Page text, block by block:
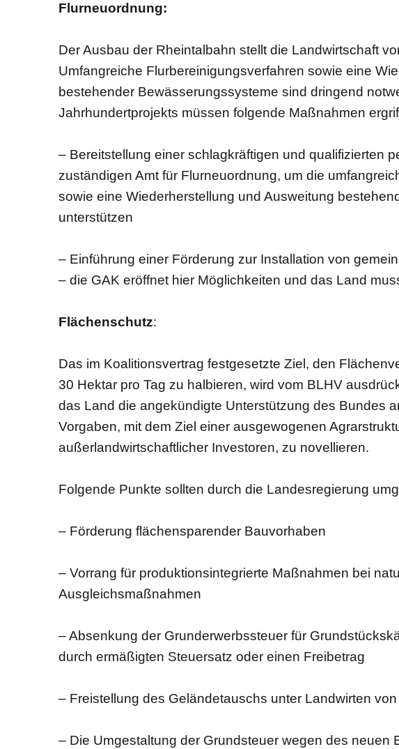
Flurneuordnung:
Der Ausbau der Rheintalbahn stellt die Landwirtschaft
Umfangreiche Flurbereinigungsverfahren sowie eine
bestehender Bewässerungssysteme sind dringend
Jahrhundertprojekts müssen folgende Maßnahmen
– Bereitstellung einer schlagkräftigen und qualifizierten
zuständigen Amt für Flurneuordnung, um die
sowie eine Wiederherstellung und Ausweitung
unterstützen
– Einführung einer Förderung zur Installation von
– die GAK eröffnet hier Möglichkeiten und das Land
Flächenschutz:
Das im Koalitionsvertrag festgesetzte Ziel, den
30 Hektar pro Tag zu halbieren, wird vom BLHV
das Land die angekündigte Unterstützung des Bundes
Vorgaben, mit dem Ziel einer ausgewogenen
außerlandwirtschaftlicher Investoren, zu novellieren.
Folgende Punkte sollten durch die Landesregierung
– Förderung flächensparender Bauvorhaben
– Vorrang für produktionsintegrierte Maßnahmen bei
Ausgleichsmaßnahmen
– Absenkung der Grunderwerbssteuer für
durch ermäßigten Steuersatz oder einen Freibetrag
– Freistellung des Geländetauschs unter Landwirten
– Die Umgestaltung der Grundsteuer wegen des neuen